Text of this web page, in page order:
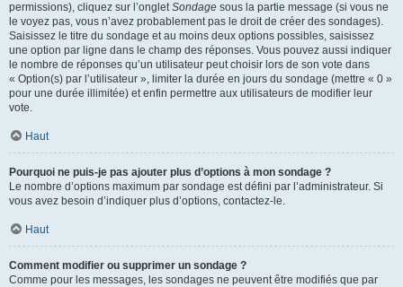
permissions), cliquez sur l’ongletSondage sous la partie message (si vous ne
le voyez pas, vous n’avez probablement pas le droit de créer des sondages).
Saisissez le titre du sondage et au moins deux options possibles, saisissez
une option par ligne dans le champ des réponses. Vous pouvez aussi indiquer
le nombre de réponses qu’un utilisateur peut choisir lors de son vote dans
« Option(s) par l’utilisateur », limiter la durée en jours du sondage (mettre « 0 »
pour une durée illimitée) et enfin permettre aux utilisateurs de modifier leur
vote.
Haut
Pourquoi ne puis-je pas ajouter plus d’options à mon sondage ?
Le nombre d’options maximum par sondage est défini par l’administrateur. Si
vous avez besoin d’indiquer plus d’options, contactez-le.
Haut
Comment modifier ou supprimer un sondage ?
Comme pour les messages, les sondages ne peuvent être modifiés que par